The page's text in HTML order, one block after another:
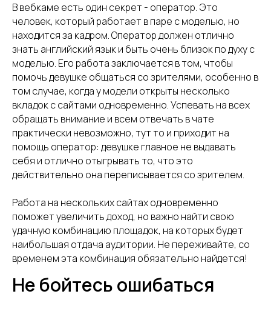
В вебкаме есть один секрет - оператор. Это
человек, который работает в паре с моделью, но
находится за кадром. Оператор должен отлично
знать английский язык и быть очень близок по духу с
моделью. Его работа заключается в том, чтобы
помочь девушке общаться со зрителями, особенно в
том случае, когда у модели открыты несколько
вкладок с сайтами одновременно. Успевать на всех
обращать внимание и всем отвечать в чате
практически невозможно, тут то и приходит на
помощь оператор: девушке главное не выдавать
себя и отлично отыгрывать то, что это
действительно она переписывается со зрителем.
Работа на нескольких сайтах одновременно
поможет увеличить доход, но важно найти свою
удачную комбинацию площадок, на которых будет
наибольшая отдача аудитории. Не переживайте, со
временем эта комбинация обязательно найдется!
Не бойтесь ошибаться